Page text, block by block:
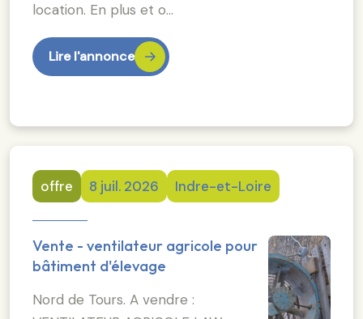
location. En plus et o…
Lire l'annonce
offre 8 juil. 2026 Indre-et-Loire
Vente - ventilateur agricole pour
bâtiment d'élevage
Nord de Tours. A vendre :